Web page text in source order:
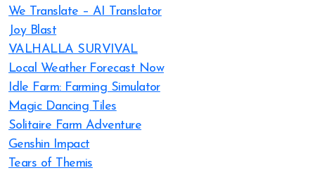
We Translate – AI Translator
Joy Blast
VALHALLA SURVIVAL
Local Weather Forecast Now
Idle Farm: Farming Simulator
Magic Dancing Tiles
Solitaire Farm Adventure
Genshin Impact
Tears of Themis